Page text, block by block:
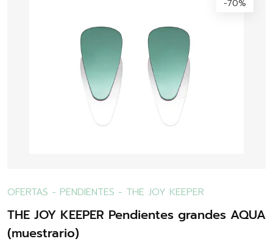
-70%
OFERTAS - PENDIENTES - THE JOY KEEPER
THE JOY KEEPER Pendientes grandes AQUA
(muestrario)